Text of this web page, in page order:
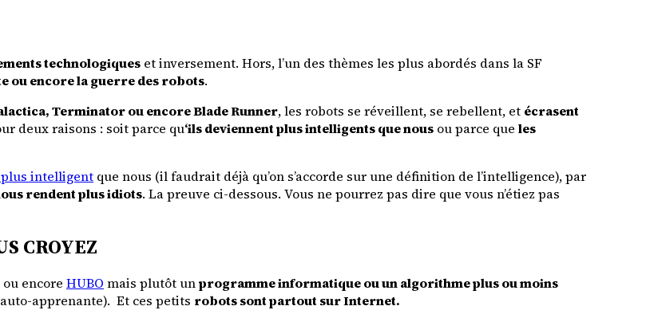
technologiques et inversement. Hors, l’un des thèmes les plus abordés dans la SF
ou encore la guerre des robots.
Terminator ou encore Blade Runner, les robots se réveillent, se rebellent, et écrasent
deux raisons : soit parce qu‘ils deviennent plus intelligents que nous ou parce que les
intelligent que nous (il faudrait déjà qu’on s’accorde sur une définition de l’intelligence), par
rendent plus idiots. La preuve ci-dessous. Vous ne pourrez pas dire que vous n’étiez pas
CROYEZ
ou encore HUBO mais plutôt unprogramme informatique ou un algorithme plus ou moins
apprenante). Et ces petits robots sont partout sur Internet.